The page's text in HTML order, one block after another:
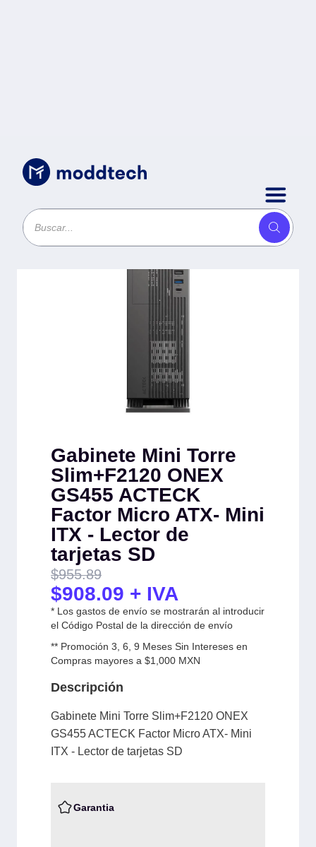
Sin categoría/Gabinete Mini Torre Slim+F2120
Micro ATX- Mini ITX - Lector de
Gabinete Mini Torre
Slim+F2120 ONEX
GS455 ACTECK
Factor Micro ATX- Mini
ITX - Lector de
tarjetas SD
$955.89
$908.09 + IVA
* Los gastos de envío se mostrarán al introducir
el Código Postal de la dirección de envío
** Promoción 3, 6, 9 Meses Sin Intereses en
Compras mayores a $1,000 MXN
Descripción
Gabinete Mini Torre Slim+F2120 ONEX
GS455 ACTECK Factor Micro ATX- Mini
ITX - Lector de tarjetas SD
Garantia